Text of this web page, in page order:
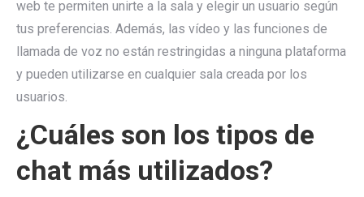
web te permiten unirte a la sala y elegir un usuario según
tus preferencias. Además, las vídeo y las funciones de
llamada de voz no están restringidas a ninguna plataforma
y pueden utilizarse en cualquier sala creada por los
usuarios.
¿Cuáles son los tipos de
chat más utilizados?